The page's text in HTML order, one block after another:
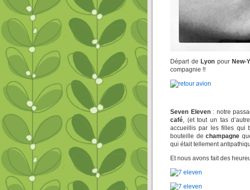
Départ de Lyon pour New-
compagnie !!
Seven Eleven: notre
café, (et tout un tas
accueillis par les filles qui
bouteille dechampagne
qui était tellement
Et nous avons fait des